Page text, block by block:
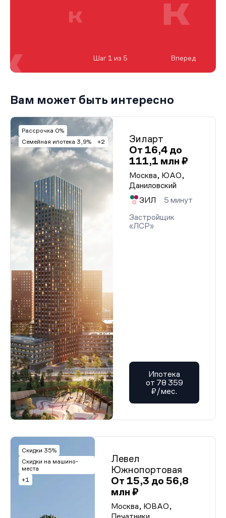
Шаг 1 из 5 Вперед
Вам может быть интересно
Рассрочка 0%
Семейная ипотека 3,9%
+2
Зиларт
От 16,4 до
111,1 млн ₽
Москва, ЮАО,
Даниловский
ЗИЛ
5 минут
Застройщик
«ЛСР»
Ипотека
от 78 359
₽/мес.
Скидки 35%
Скидки на машино-
места
+1
Левел
Южнопортовая
От 15,3 до 56,8
млн ₽
Москва, ЮВАО,
Печатники